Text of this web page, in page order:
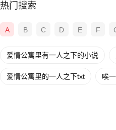
热门搜索
A B C D E F
爱情公寓里有一人之下的小说
爱情公寓里的一人之下txt 唉